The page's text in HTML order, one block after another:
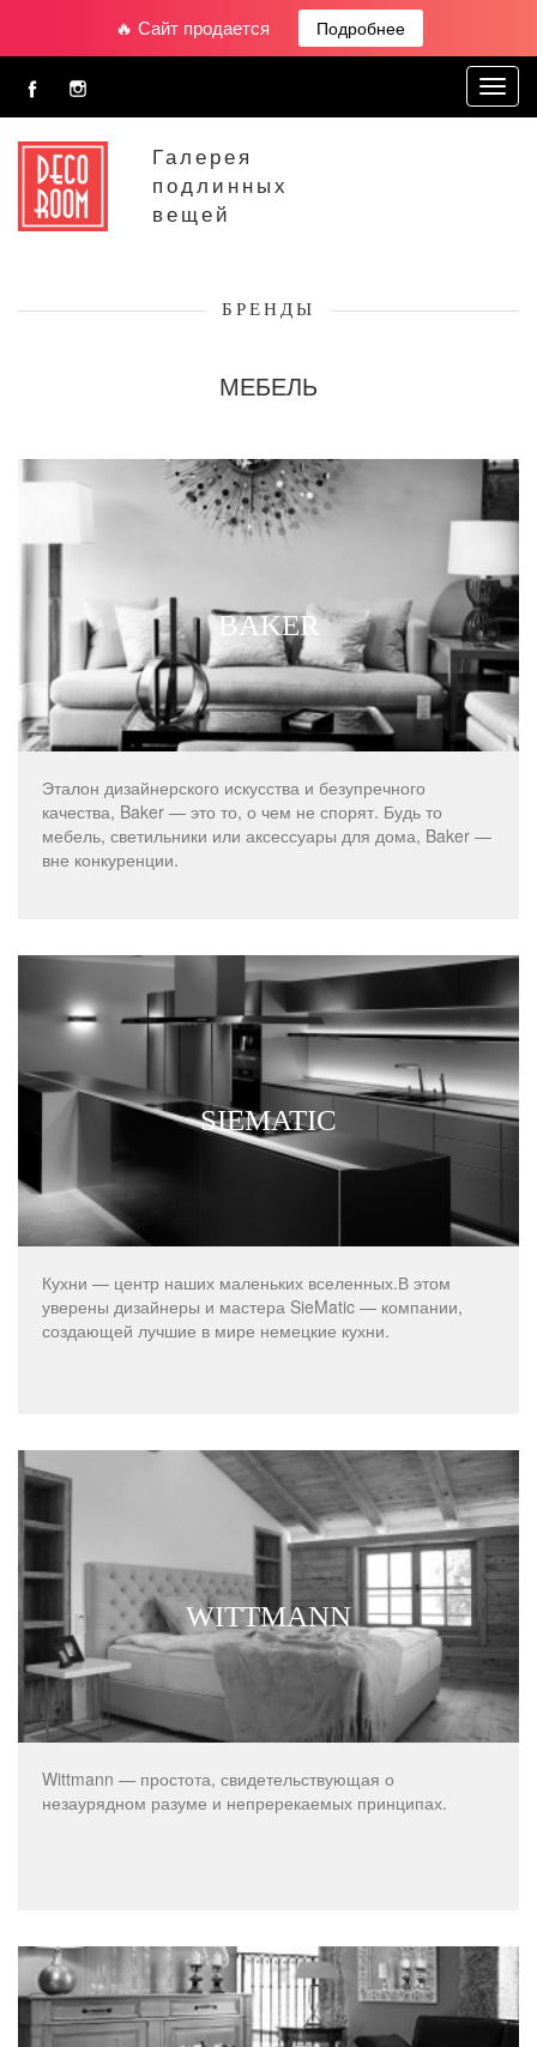
🔥 Сайт продается Подробнее
Галерея
подлинных
вещей
БРЕНДЫ
МЕБЕЛЬ
BAKER
Эталон дизайнерского искусства и безупречного
качества, Baker — это то, о чем не спорят. Будь то
мебель, светильники или аксессуары для дома, Baker —
вне конкуренции.
SIEMATIC
Кухни — центр наших маленьких вселенных.В этом
уверены дизайнеры и мастера SieMatic — компании,
создающей лучшие в мире немецкие кухни.
WITTMANN
Wittmann — простота, свидетельствующая о
незаурядном разуме и непререкаемых принципах.